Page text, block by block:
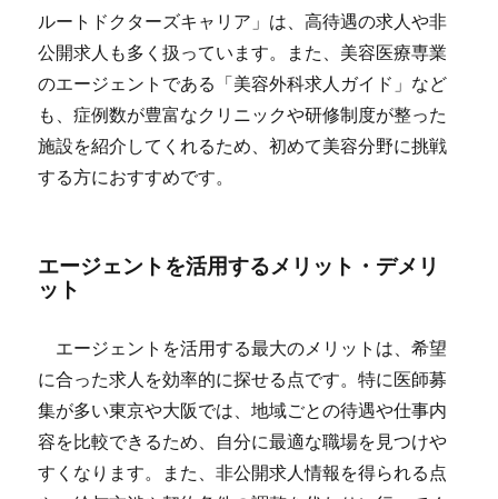
ルートドクターズキャリア」は、高待遇の求人や非
公開求人も多く扱っています。また、美容医療専業
のエージェントである「美容外科求人ガイド」など
も、症例数が豊富なクリニックや研修制度が整った
施設を紹介してくれるため、初めて美容分野に挑戦
する方におすすめです。
エージェントを活用するメリット・デメリ
ット
エージェントを活用する最大のメリットは、希望
に合った求人を効率的に探せる点です。特に医師募
集が多い東京や大阪では、地域ごとの待遇や仕事内
容を比較できるため、自分に最適な職場を見つけや
すくなります。また、非公開求人情報を得られる点